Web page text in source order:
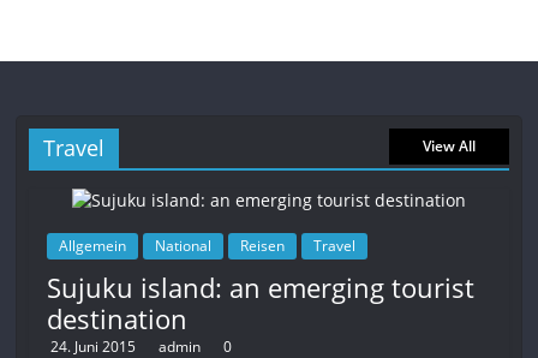
Travel View All
Allgemein National Reisen Travel
Sujuku island: an emerging tourist
destination
24. Juni 2015 admin 0